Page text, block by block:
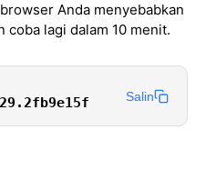
Anda menyebabkan
coba lagi dalam 10 menit.
Salin